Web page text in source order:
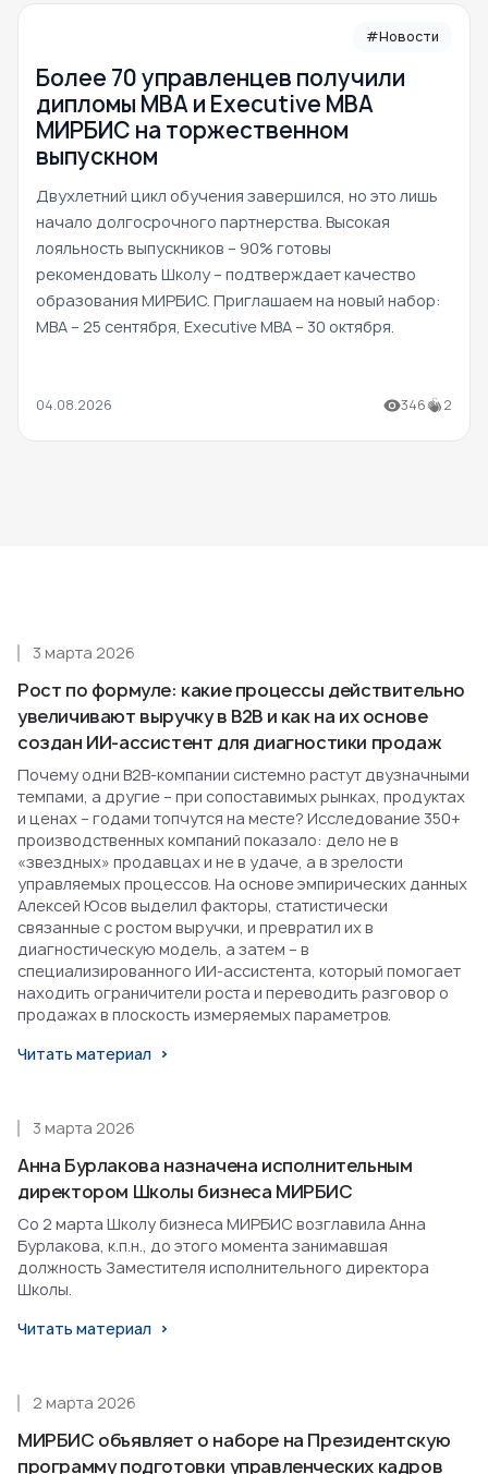
#Новости
Более 70 управленцев получили
дипломы MBA и Executive MBA
МИРБИС на торжественном
выпускном
Двухлетний цикл обучения завершился, но это лишь
начало долгосрочного партнерства. Высокая
лояльность выпускников – 90% готовы
рекомендовать Школу – подтверждает качество
образования МИРБИС. Приглашаем на новый набор:
MBA – 25 сентября, Executive MBA – 30 октября.
04.08.2026 346 2
Рост по формуле: какие процессы действительно
увеличивают выручку в B2B и как на их основе
создан ИИ-ассистент для диагностики продаж
3 марта 2026
Почему одни B2B-компании системно растут двузначными
темпами, а другие – при сопоставимых рынках, продуктах
и ценах – годами топчутся на месте? Исследование 350+
производственных компаний показало: дело не в
«звездных» продавцах и не в удаче, а в зрелости
управляемых процессов. На основе эмпирических данных
Алексей Юсов выделил факторы, статистически
связанные с ростом выручки, и превратил их в
диагностическую модель, а затем – в
специализированного ИИ-ассистента, который помогает
находить ограничители роста и переводить разговор о
продажах в плоскость измеряемых параметров.
Читать материал
Анна Бурлакова назначена исполнительным
директором Школы бизнеса МИРБИС
3 марта 2026
Со 2 марта Школу бизнеса МИРБИС возглавила Анна
Бурлакова, к.п.н., до этого момента занимавшая
должность Заместителя исполнительного директора
Школы.
Читать материал
МИРБИС объявляет о наборе на Президентскую
программу подготовки управленческих кадров
2 марта 2026